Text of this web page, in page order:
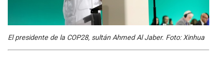
El presidente de la COP28, sultán Ahmed Al Jaber. Foto: Xinhua